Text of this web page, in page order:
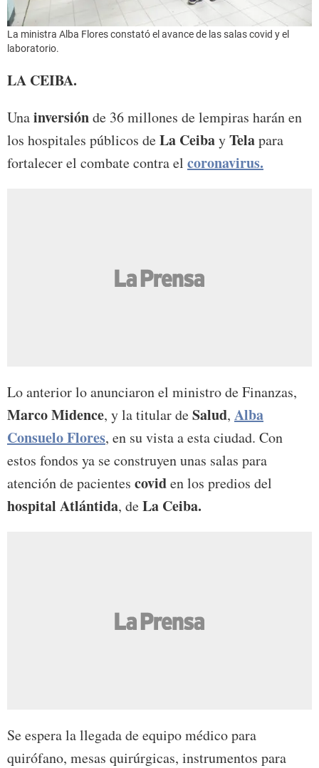
La ministra Alba Flores constató el avance de las salas covid y el
laboratorio.
LA CEIBA.
Unainversiónde 36 millones de lempiras harán en
los hospitales públicos deLa CeibayTelapara
fortalecer el combate contra el coronavirus.
Lo anterior lo anunciaron el ministro de Finanzas,
Marco Midence, y la titular deSalud, Alba
Consuelo Flores, en su vista a esta ciudad. Con
estos fondos ya se construyen unas salas para
atención de pacientes coviden los predios del
hospital Atlántida, deLa Ceiba.
Se espera la llegada de equipo médico para
quirófano, mesas quirúrgicas, instrumentos para